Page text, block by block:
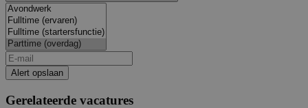
Alert opslaan
Gerelateerde vacatures